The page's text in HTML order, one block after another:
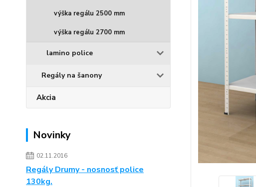
výška regálu 2500 mm
výška regálu 2700 mm
lamino police
Regály na šanony
Akcia
Novinky
02.11.2016
Regály Drumy - nosnosť police
130kg.